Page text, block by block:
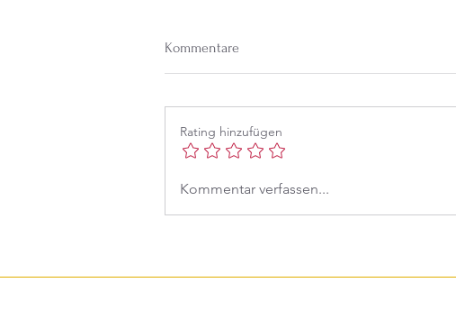
Mein erstes Wimmelrätsel: Im
Kommentare
Rating hinzufügen
Kommentar verfassen...